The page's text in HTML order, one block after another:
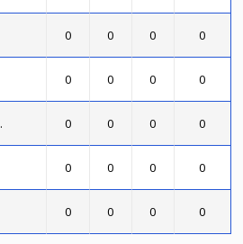
0 0 0 0
0 0 0 0
0 0 0 0
0 0 0 0
0 0 0 0